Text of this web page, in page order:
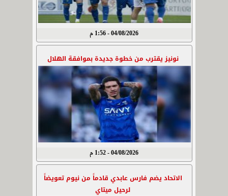
04/08/2026 - 1:56 م
نونيز يقترب من خطوة جديدة بموافقة الهلال
04/08/2026 - 1:52 م
الاتحاد يضم فارس عابدي قادماً من نيوم تعويضاً
لرحيل ميتاي